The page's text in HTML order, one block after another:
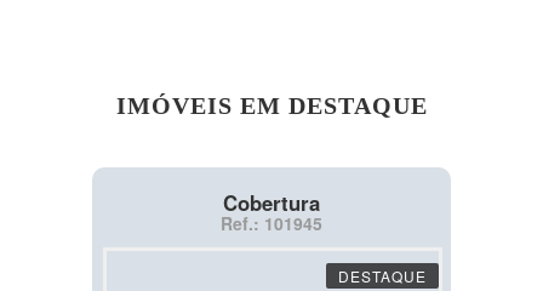
IMÓVEIS EM DESTAQUE
Cobertura
Ref.: 101945
DESTAQUE